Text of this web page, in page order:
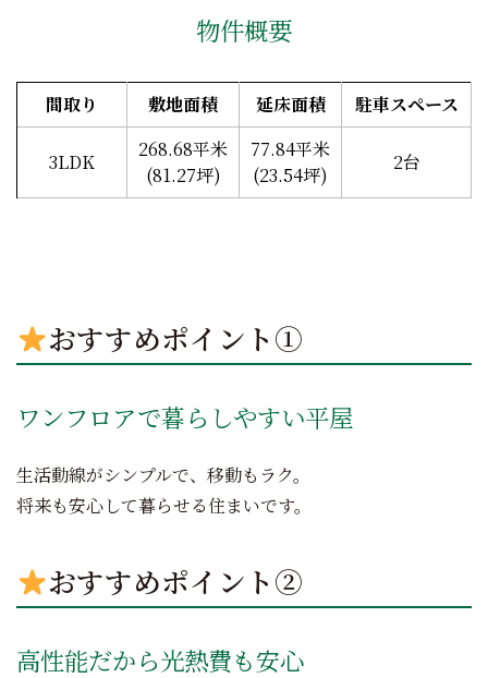
物件概要
間取り 敷地面積 延床面積 駐車スペース
3LDK
268.68平米
(81.27坪)
77.84平米
(23.54坪)
2台
おすすめポイント①
ワンフロアで暮らしやすい平屋
生活動線がシンプルで、移動もラク。
将来も安心して暮らせる住まいです。
おすすめポイント②
高性能だから光熱費も安心